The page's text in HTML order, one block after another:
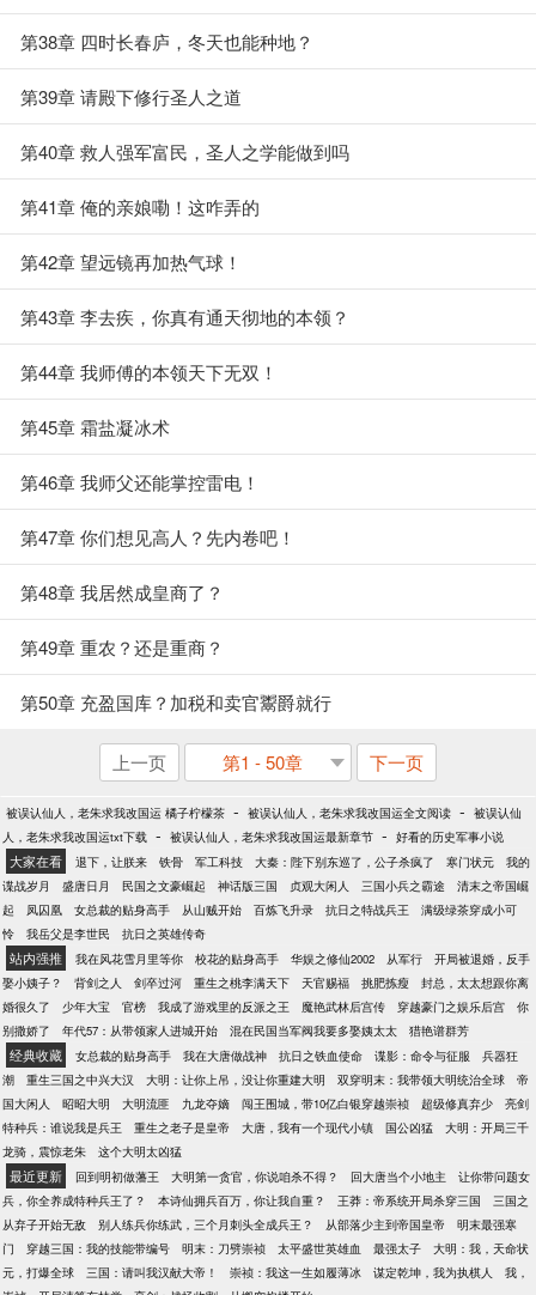
第38章 四时长春庐，冬天也能种地？
第39章 请殿下修行圣人之道
第40章 救人强军富民，圣人之学能做到吗
第41章 俺的亲娘嘞！这咋弄的
第42章 望远镜再加热气球！
第43章 李去疾，你真有通天彻地的本领？
第44章 我师傅的本领天下无双！
第45章 霜盐凝冰术
第46章 我师父还能掌控雷电！
第47章 你们想见高人？先内卷吧！
第48章 我居然成皇商了？
第49章 重农？还是重商？
第50章 充盈国库？加税和卖官鬻爵就行
上一页 第1 - 50章 下一页
被误认仙人，老朱求我改国运 橘子柠檬茶 - 被误认仙人，老朱求我改国运全文阅读 - 被误认仙
人，老朱求我改国运txt下载 - 被误认仙人，老朱求我改国运最新章节 - 好看的历史军事小说
大家在看 退下，让朕来 铁骨 军工科技 大秦：陛下别东巡了，公子杀疯了 寒门状元
我的
谍战岁月
盛唐日月 民国之文豪崛起 神话版三国 贞观大闲人 三国小兵之霸途
清末之帝国崛
起
凤囚凰 女总裁的贴身高手 从山贼开始 百炼飞升录 抗日之特战兵王
满级绿茶穿成小可
怜
我岳父是李世民 抗日之英雄传奇
站内强推 我在风花雪月里等你 校花的贴身高手 华娱之修仙2002 从军行
开局被退婚，反手
娶小姨子？
背剑之人 剑卒过河 重生之桃李满天下 天官赐福 挑肥拣瘦
封总，太太想跟你离
婚很久了
少年大宝 官榜 我成了游戏里的反派之王 魔艳武林后宫传 穿越豪门之娱乐后宫
你
别撒娇了
年代57：从带领家人进城开始 混在民国当军阀我要多娶姨太太 猎艳谱群芳
经典收藏 女总裁的贴身高手 我在大唐做战神 抗日之铁血使命 谍影：命令与征服
兵器狂
潮
重生三国之中兴大汉 大明：让你上吊，没让你重建大明 双穿明末：我带领大明统治全球
帝
国大闲人
昭昭大明 大明流匪 九龙夺嫡 闯王围城，带10亿白银穿越崇祯 超级修真弃少
亮剑
特种兵：谁说我是兵王
重生之老子是皇帝 大唐，我有一个现代小镇 国公凶猛
大明：开局三千
龙骑，震惊老朱
这个大明太凶猛
最近更新 回到明初做藩王 大明第一贪官，你说咱杀不得？ 回大唐当个小地主
让你带问题女
兵，你全养成特种兵王了？
本诗仙拥兵百万，你让我自重？ 王莽：帝系统开局杀穿三国
三国之
从弃子开始无敌
别人练兵你练武，三个月刺头全成兵王？ 从部落少主到帝国皇帝
明末最强寒
门
穿越三国：我的技能带编号 明末：刀劈崇祯 太平盛世英雄血 最强太子
大明：我，天命状
元，打爆全球
三国：请叫我汉献大帝！ 崇祯：我这一生如履薄冰 谋定乾坤，我为执棋人
我，